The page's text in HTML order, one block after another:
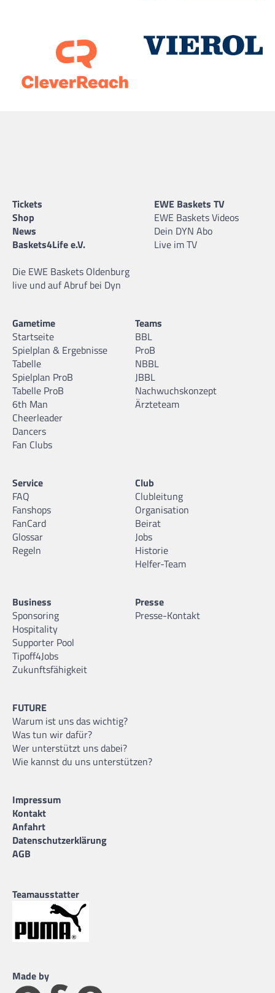
Tickets
Shop
News
Baskets4Life e.V.
Die EWE Baskets Oldenburg
live und auf Abruf bei Dyn
EWE Baskets TV
EWE Baskets Videos
Dein DYN Abo
Live im TV
Gametime
Startseite
Spielplan & Ergebnisse
Tabelle
Spielplan ProB
Tabelle ProB
6th Man
Cheerleader
Dancers
Fan Clubs
Teams
BBL
ProB
NBBL
JBBL
Nachwuchskonzept
Ärzteteam
Service
FAQ
Fanshops
FanCard
Glossar
Regeln
Club
Clubleitung
Organisation
Beirat
Jobs
Historie
Helfer-Team
Business
Sponsoring
Hospitality
Supporter Pool
Tipoff4Jobs
Zukunftsfähigkeit
Presse
Presse-Kontakt
FUTURE
Warum ist uns das wichtig?
Was tun wir dafür?
Wer unterstützt uns dabei?
Wie kannst du uns unterstützen?
Impressum
Kontakt
Anfahrt
Datenschutzerklärung
AGB
Teamausstatter
Made by